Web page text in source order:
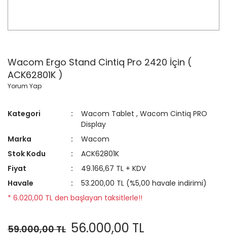
Wacom Ergo Stand Cintiq Pro 2420 İçin (
ACK62801K )
Yorum Yap
Kategori Wacom Tablet ,Wacom Cintiq PRO
Display
Marka
Wacom
Stok Kodu
ACK62801K
Fiyat
49.166,67 TL + KDV
Havale
53.200,00 TL (%5,00 havale indirimi)
* 6.020,00 TL den başlayan taksitlerle!!
59.000,00 TL 56.000,00 TL